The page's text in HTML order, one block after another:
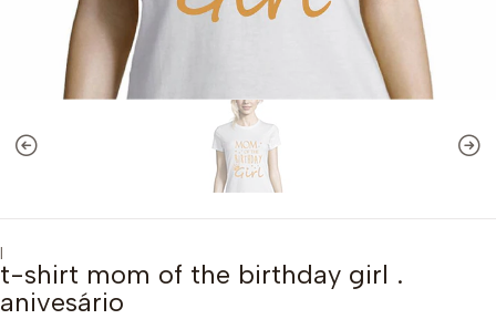
|
t-shirt mom of the birthday girl .
anivesário